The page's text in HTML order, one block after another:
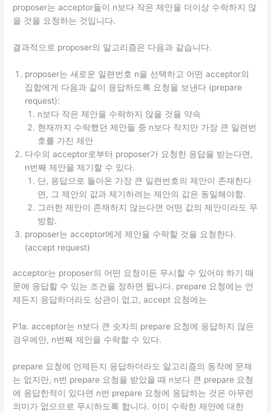
proposer는 acceptor들이 n보다 작은 제안을 더이상 수락하지 않
을 것을 요청하는 것입니다.
결과적으로 proposer의 알고리즘은 다음과 같습니다.
proposer는 새로운 일련번호 n을 선택하고 어떤 acceptor의
집합에게 다음과 같이 응답하도록 요청을 보낸다 (prepare
request):
n보다 작은 제안을 수락하지 않을 것을 약속
현재까지 수락했던 제안들 중 n보다 작지만 가장 큰 일련번
호를 가진 제안
다수의 acceptor로부터 proposer가 요청한 응답을 받는다면,
n번째 제안을 제기할 수 있다.
단, 응답으로 돌아온 가장 큰 일련번호의 제안이 존재한다
면, 그 제안의 값과 제기하려는 제안의 값은 동일해야함.
그러한 제안이 존재하지 않는다면 어떤 값의 제안이라도 무
방함.
proposer는 acceptor에게 제안을 수락할 것을 요청한다.
(accept request)
acceptor는 proposer의 어떤 요청이든 무시할 수 있어야 하기 때
문에 응답할 수 있는 조건을 정하면 됩니다. prepare 요청에는 언
제든지 응답하더라도 상관이 없고, accept 요청에는
P1a. acceptor는 n보다 큰 숫자의 prepare 요청에 응답하지 않은
경우에만, n번째 제안을 수락할 수 있다.
prepare 요청에 언제든지 응답하더라도 알고리즘의 동작에 문제
는 없지만, n번 prepare 요청을 받았을 때 n보다 큰 prepare 요청
에 응답한적이 있다면 n번 prepare 요청에 응답하는 것은 아무런
의미가 없으므로 무시하도록 합니다. 이미 수락한 제안에 대한